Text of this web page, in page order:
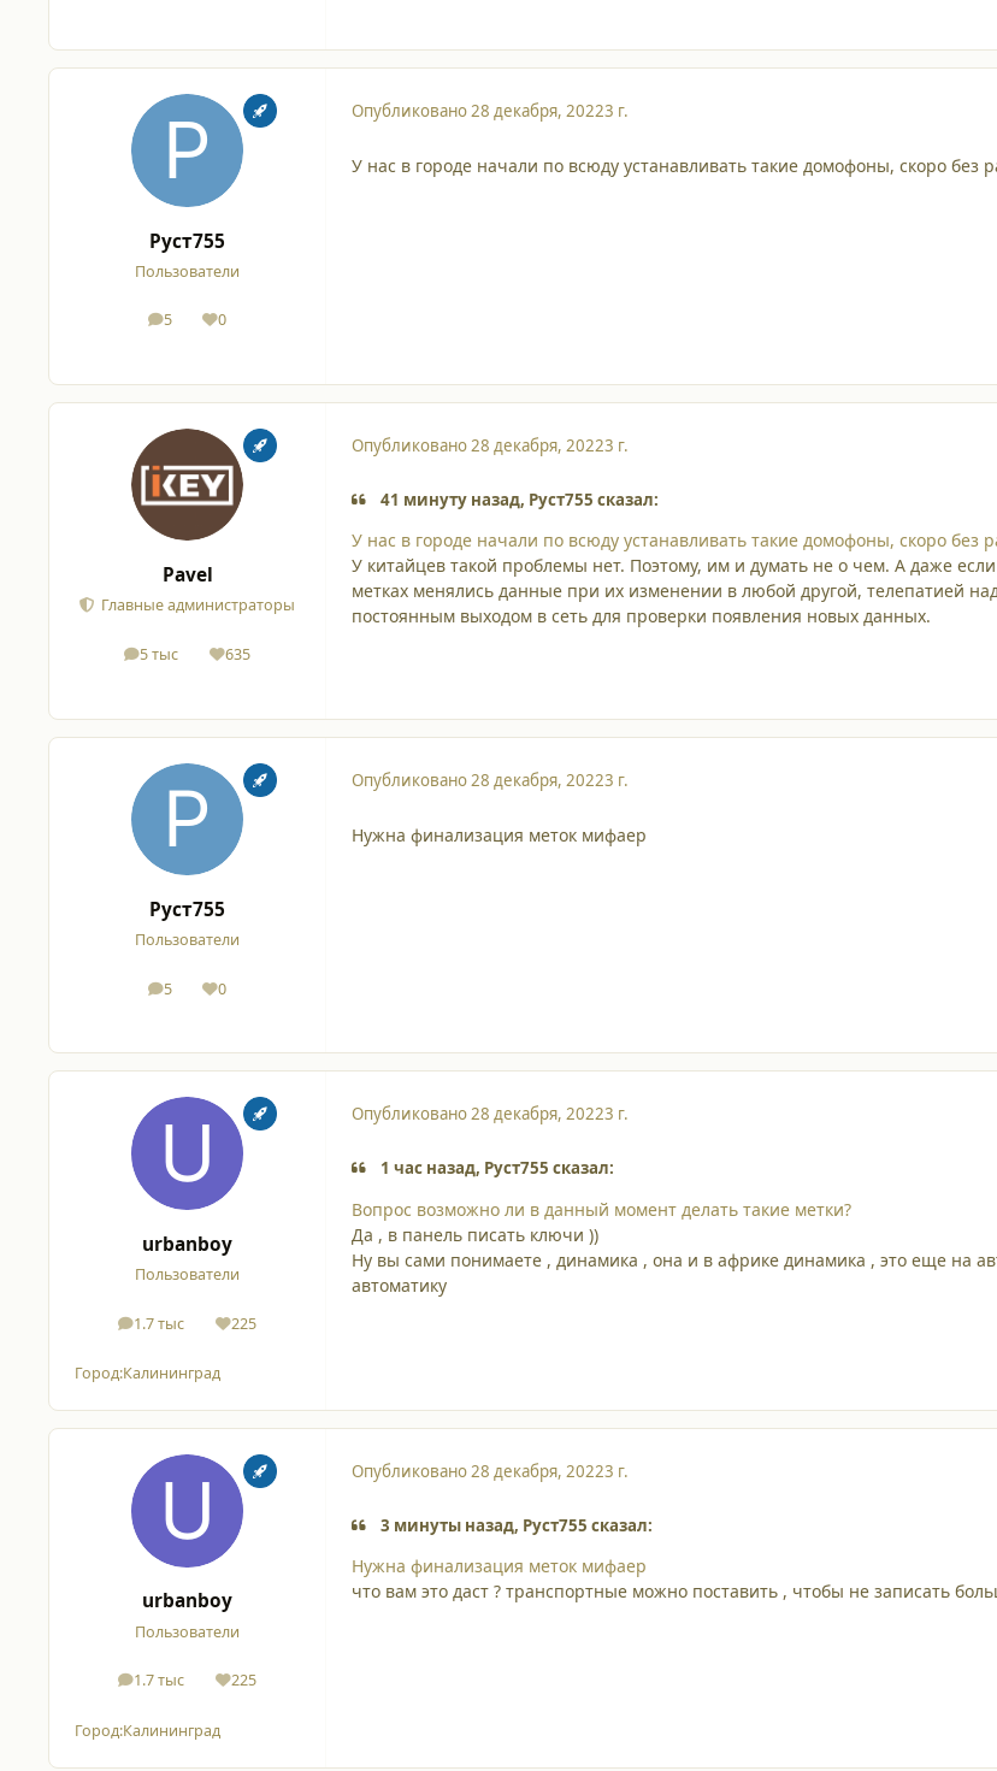
Руст755
Пользователи
5
сообщения
0
Репутация
Опубликовано28 декабря, 20223 г.
У нас в городе начали по всюду устанавливать такие домофоны, скоро
Pavel
Главные администраторы
5 тыс
сообщения635
Репутация
Опубликовано28 декабря, 20223 г.
41 минуту назад, Руст755 сказал:
У нас в городе начали по всюду устанавливать такие домофоны, скоро
У китайцев такой проблемы нет. Поэтому, им и думать не о чем. А даже
метках менялись данные при их изменении в любой другой, телепатией
постоянным выходом в сеть для проверки появления новых данных.
Руст755
Пользователи
5
сообщения
0
Репутация
Опубликовано28 декабря, 20223 г.
Нужна финализация меток мифаер
urbanboy
Пользователи
1.7 тыс
сообщения225
Репутация
Город:Калининград
Опубликовано28 декабря, 20223 г.
1 час назад, Руст755 сказал:
Вопрос возможно ли в данный момент делать такие метки?
Да , в панель писать ключи ))
Ну вы сами понимаете , динамика , она и в африке динамика , это еще на
автоматику
urbanboy
Пользователи
1.7 тыс
сообщения225
Репутация
Город:Калининград
Опубликовано28 декабря, 20223 г.
3 минуты назад, Руст755 сказал:
Нужна финализация меток мифаер
что вам это даст ? транспортные можно поставить , чтобы не записать